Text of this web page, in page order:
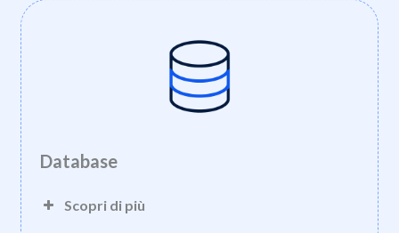
Database
Scopri di più